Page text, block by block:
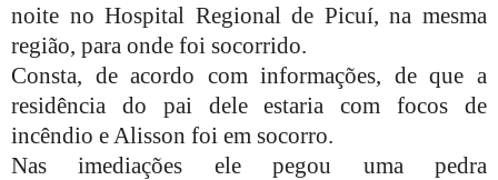
noite no Hospital Regional de Picuí, na mesma
região, para onde foi socorrido.
Consta, de acordo com informações, de que a
residência do pai dele estaria com focos de
incêndio e Alisson foi em socorro.
Nas imediações ele pegou uma pedra